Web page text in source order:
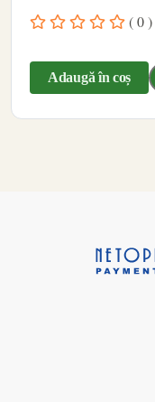
( 0 )
Adaugă în coș